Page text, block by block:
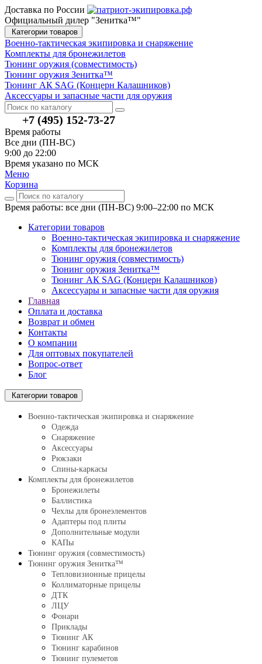
Доставка по России
Официальный дилер "Зенитка™"
Категории товаров
Военно-тактическая экипировка и снаряжение
Комплекты для бронежилетов
Тюнинг оружия (совместимость)
Тюнинг оружия Зенитка™
Тюнинг АК SAG (Концерн Калашников)
Аксессуары и запасные части для оружия
+7 (495) 152-73-27
Время работы
Все дни (ПН-ВС)
9:00 до 22:00
Время указано по МСК
Меню
Корзина
Время работы: все дни (ПН-ВС) 9:00–22:00 по МСК
Категории товаров
Военно-тактическая экипировка и снаряжение
Комплекты для бронежилетов
Тюнинг оружия (совместимость)
Тюнинг оружия Зенитка™
Тюнинг АК SAG (Концерн Калашников)
Аксессуары и запасные части для оружия
Главная
Оплата и доставка
Возврат и обмен
Контакты
О компании
Для оптовых покупателей
Вопрос-ответ
Блог
Категории товаров
Военно-тактическая экипировка и снаряжение
Одежда
Снаряжение
Аксессуары
Рюкзаки
Спины-каркасы
Комплекты для бронежилетов
Бронежилеты
Баллистика
Чехлы для бронеэлементов
Адаптеры под плиты
Дополнительные модули
КАПы
Тюнинг оружия (совместимость)
Тюнинг оружия Зенитка™
Тепловизионные прицелы
Коллиматорные прицелы
ДТК
ЛЦУ
Фонари
Приклады
Тюнинг АК
Тюнинг карабинов
Тюнинг пулеметов